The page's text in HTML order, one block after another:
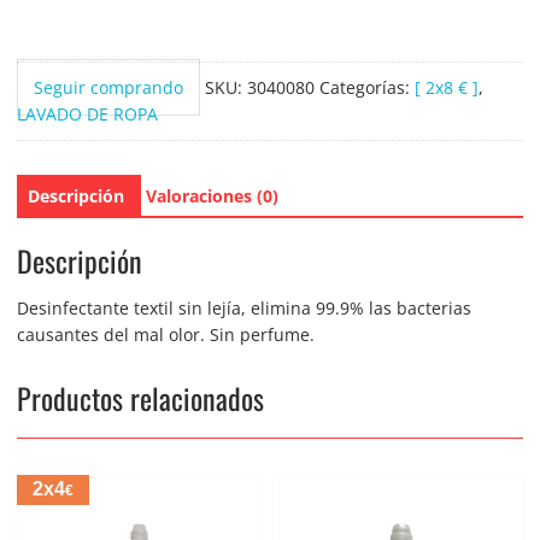
Seguir comprando SKU: 3040080 Categorías: [ 2x8 € ],
LAVADO DE ROPA
Descripción Valoraciones (0)
Descripción
Desinfectante textil sin lejía, elimina 99.9% las bacterias
causantes del mal olor. Sin perfume.
Productos relacionados
2x4€